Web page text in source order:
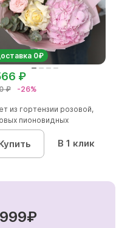
0₽
₽ -26%
₽
из гортензии розовой,
пионовидных
В 1 клик